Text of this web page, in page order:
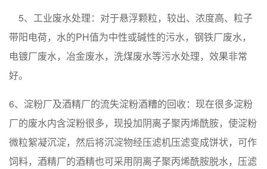
5、工业废水处理：对于悬浮颗粒，较出、浓度高、粒子
带阳电荷，水的PH值为中性或碱性的污水，钢铁厂废水，
电镀厂废水，冶金废水，洗煤废水等污水处理，效果非常
好。
6、淀粉厂及酒精厂的流失淀粉酒糟的回收：现在很多淀粉
厂的废水内含淀粉很多，现投加阴离子聚丙烯酰胺，使淀粉
微粒絮凝沉淀，然后将沉淀物经压滤机压滤变成饼状，可作
饲料，酒精厂的酒精也可采用阴离子聚丙烯酰胺脱水，压滤